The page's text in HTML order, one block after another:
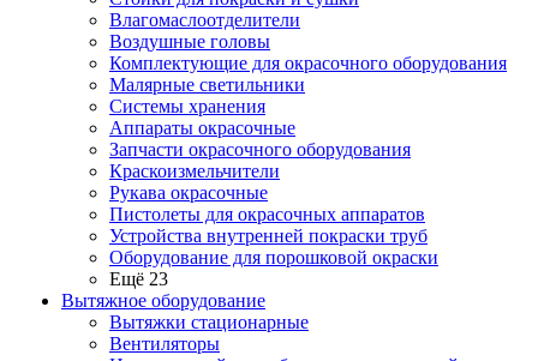
Влагомаслоотделители
Воздушные головы
Комплектующие для окрасочного оборудования
Малярные светильники
Системы хранения
Аппараты окрасочные
Запчасти окрасочного оборудования
Краскоизмельчители
Рукава окрасочные
Пистолеты для окрасочных аппаратов
Устройства внутренней покраски труб
Оборудование для порошковой окраски
Ещё 23
Вытяжное оборудование
Вытяжки стационарные
Вентиляторы